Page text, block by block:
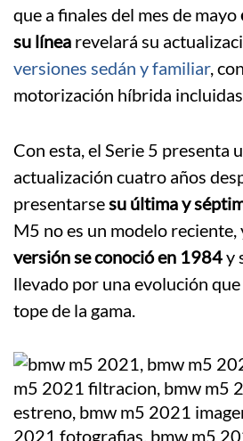
que a finales del mes de mayo
su línea revelará su
versiones sedán y familiar,
motorización híbrida
Con esta, el Serie 5 presenta
actualización cuatro años
presentarsesu última y
M5 no es un modelo reciente,
versión se conoció en 1984y
llevado por una evolución
tope de la gama.